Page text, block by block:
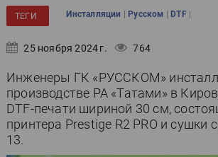
ТЕГИ Инсталляции |Русском |DTF |
25 ноября 2024 г. 764
Инженеры ГК «РУССКОМ»
производстве РА «Татами» в
DTF-печати шириной 30 см,
принтера Prestige R2 PRO и сушки
13.